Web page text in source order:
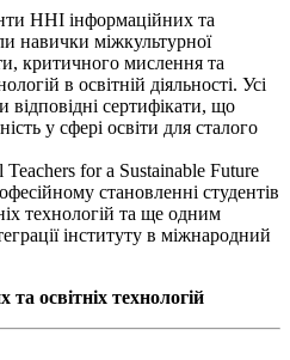
ННІ інформаційних та
навички міжкультурної
критичного мислення та
в освітній діяльності. Усі
сертифікати, що
у сфері освіти для сталого
for a Sustainable Future
становленні студентів
технологій та ще одним
інституту в міжнародний
освітніх технологій